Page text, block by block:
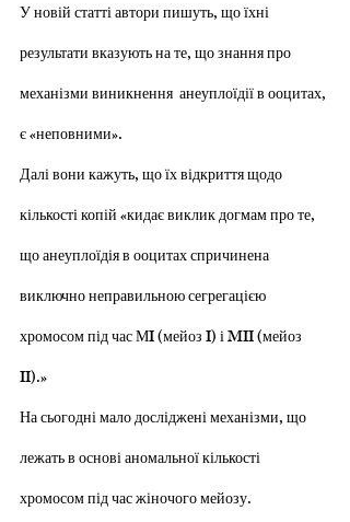
У новій статті автори пишуть, що їхні
результати вказують на те, що знання про
механізми виникнення  анеуплоїдії в ооцитах,
є «неповними».
Далі вони кажуть, що їх відкриття щодо
кількості копій «кидає виклик догмам про те,
що анеуплоїдія в ооцитах спричинена
виключно неправильною сегрегацією
хромосом під час МI (мейоз I) і MII (мейоз
II).»
На сьогодні мало досліджені механізми, що
лежать в основі аномальної кількості
хромосом під час жіночого мейозу.